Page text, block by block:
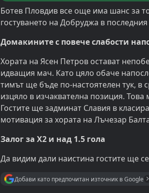
Ботев Пловдив все още има шанс за
гостуването на Добруджа в
Домакините с повече слабости
Хората на Ясен Петров остават
идващия мач. Като цяло обаче
тимът ще бъде по-настоятелен тук, в
изцяло в изчаквателна позиция.
Гостите ще задминат Славия в
мотивация за хората на Лъчезар
Залог за Х2 и над 1.5 гола
Да видим дали наистина гостите ще
Добави като предпочитан източник в Google